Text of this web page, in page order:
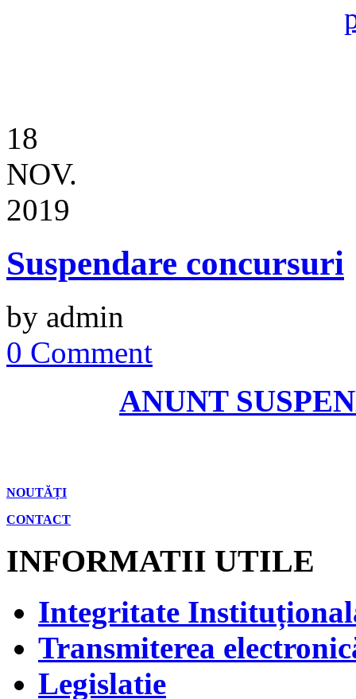
18
NOV.
2019
Suspendare concursuri
by admin
0 Comment
ANUNT
NOUTĂȚI
CONTACT
INFORMATII UTILE
Integritate
Transmiterea
Legislatie